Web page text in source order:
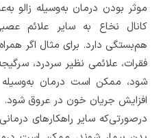
موثر بودن درمان به‌وسیله زالو
کانال نخاع به سایر علائم
هم‌بستگی دارد. برای مثال اگر
فقرات، علائمی نظیر سردرد،
شود، ممکن است درمان
افزایش جریان خون در عروق شود‌.
درصورتی‌که سایر راهکارهای